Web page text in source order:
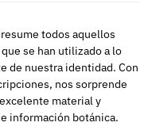
todos aquellos
se han utilizado a lo
de nuestra identidad. Con
nos sorprende
material y
información botánica.